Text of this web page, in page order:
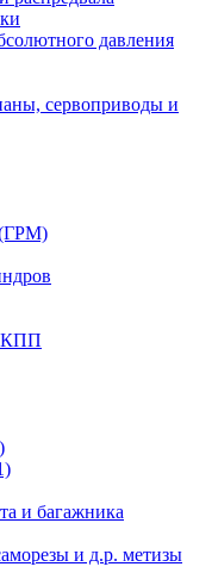
давления
сервоприводы и
(ГРМ)
КПП
и багажника
и д.р. метизы